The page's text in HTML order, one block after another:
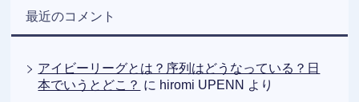
最近のコメント
アイビーリーグとは？序列はどうなっている？日
本でいうとどこ？ に hiromi UPENN より